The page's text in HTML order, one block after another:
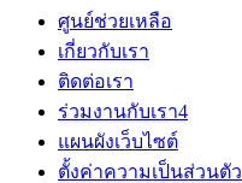
ศูนย์ช่วยเหลือ
เกี่ยวกับเรา
ติดต่อเรา
ร่วมงานกับเรา4
แผนผังเว็บไซต์
ตั้งค่าความเป็นส่วนตัว